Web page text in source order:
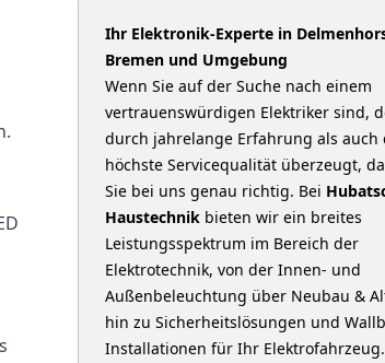
Ihr Elektronik-Experte in
Bremen und Umgebung
Wenn Sie auf der Suche nach einem
vertrauenswürdigen Elektriker sind,
durch jahrelange Erfahrung als auch
höchste Servicequalität überzeugt,
Sie bei uns genau richtig. Bei
Haustechnikbieten wir ein breites
Leistungsspektrum im Bereich der
Elektrotechnik, von der Innen- und
Außenbeleuchtung über Neubau &
hin zu Sicherheitslösungen und
Installationen für Ihr Elektrofahrzeug.